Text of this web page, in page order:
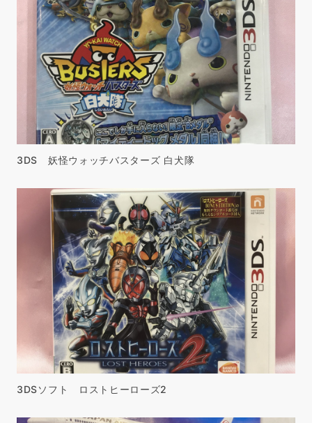
3DS 妖怪ウォッチバスターズ 白犬隊
3DSソフト ロストヒーローズ2